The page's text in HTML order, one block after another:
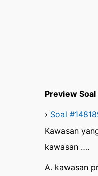
Preview Soal
› Soal
Kawasan
kawasan ….
A. kawasan